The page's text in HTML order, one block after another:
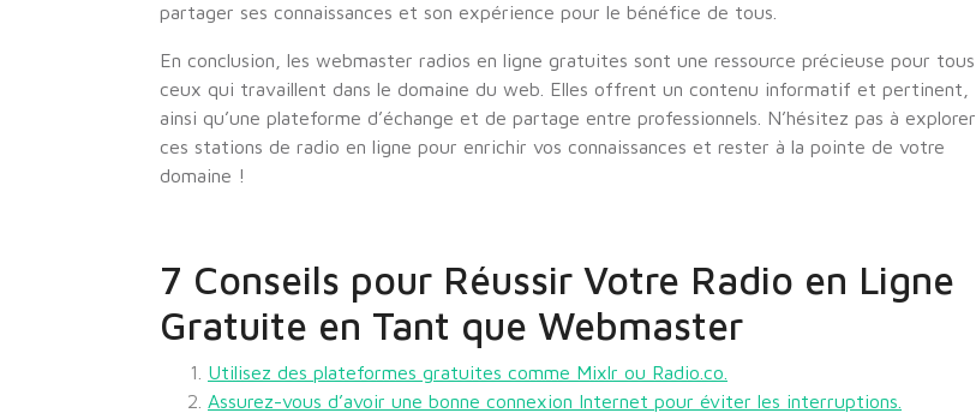
partager ses connaissances et son expérience pour le bénéfice de tous.
En conclusion, les webmaster radios en ligne gratuites sont une ressource précieuse pour tous
ceux qui travaillent dans le domaine du web. Elles offrent un contenu informatif et pertinent,
ainsi qu’une plateforme d’échange et de partage entre professionnels. N’hésitez pas à explorer
ces stations de radio en ligne pour enrichir vos connaissances et rester à la pointe de votre
domaine !
7 Conseils pour Réussir Votre Radio en Ligne
Gratuite en Tant que Webmaster
Utilisez des plateformes gratuites comme Mixlr ou Radio.co.
Assurez-vous d’avoir une bonne connexion Internet pour éviter les interruptions.